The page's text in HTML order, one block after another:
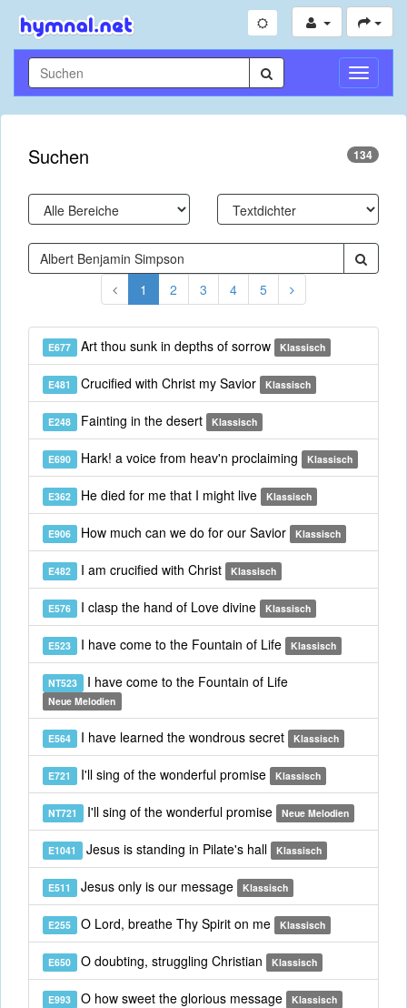
Suchen 134
1 2 3 4 5
E677 Art thou sunk in depths of sorrow Klassisch
E481 Crucified with Christ my Savior Klassisch
E248 Fainting in the desert Klassisch
E690 Hark! a voice from heav'n proclaiming Klassisch
E362 He died for me that I might live Klassisch
E906 How much can we do for our Savior Klassisch
E482 I am crucified with Christ Klassisch
E576 I clasp the hand of Love divine Klassisch
E523 I have come to the Fountain of Life Klassisch
NT523 I have come to the Fountain of Life
Neue Melodien
E564 I have learned the wondrous secret Klassisch
E721 I'll sing of the wonderful promise Klassisch
NT721 I'll sing of the wonderful promise Neue Melodien
E1041 Jesus is standing in Pilate's hall Klassisch
E511 Jesus only is our message Klassisch
E255 O Lord, breathe Thy Spirit on me Klassisch
E650 O doubting, struggling Christian Klassisch
E993 O how sweet the glorious message Klassisch